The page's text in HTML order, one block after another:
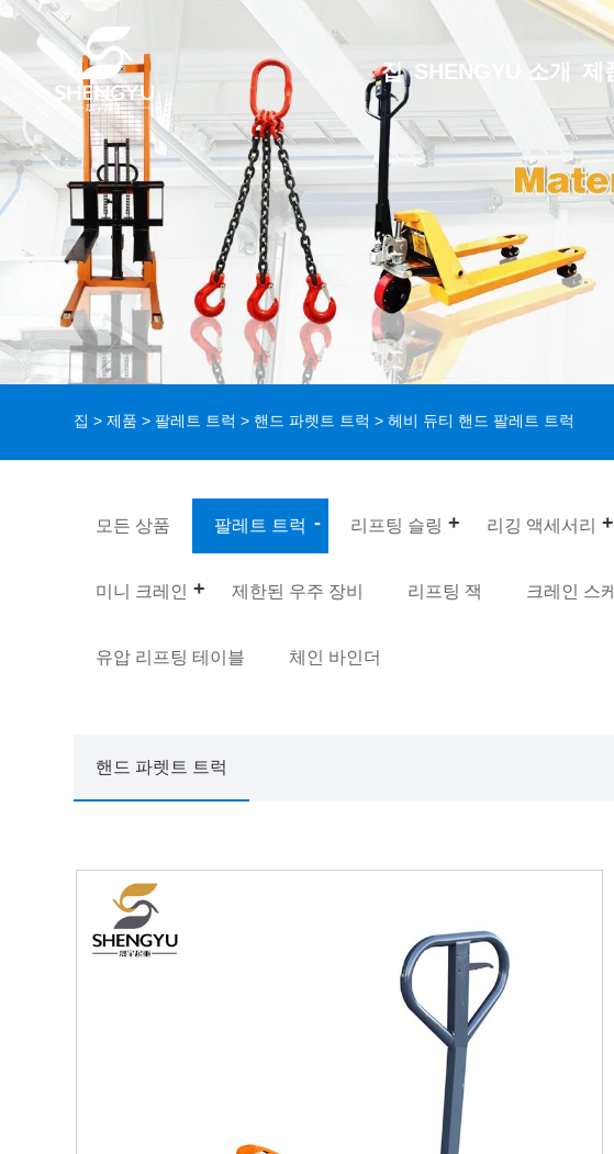
집 SHENGYU 소개 제
집 > 제품 >팔레트 트럭 > 핸드 파렛트 트럭 > 헤비 듀티 핸드 팔레트 트럭
모든 상품 팔레트 트럭 리프팅 슬링 리깅 액세서리
미니 크레인 제한된 우주 장비 리프팅 잭 크레인 스
유압 리프팅 테이블 체인 바인더
핸드 파렛트 트럭